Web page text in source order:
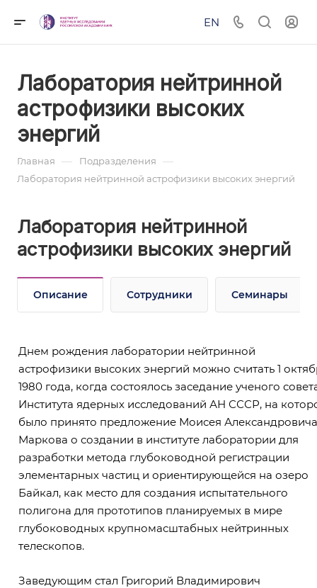
EN
Лаборатория нейтринной
астрофизики высоких
энергий
Главная — Подразделения —
Лаборатория нейтринной астрофизики высоких энергий
Лаборатория нейтринной
астрофизики высоких энергий
Описание Сотрудники Семинары
Днем рождения лаборатории нейтринной
астрофизики высоких энергий можно считать 1
1980 года, когда состоялось заседание ученого
Института ядерных исследований АН СССР, на
было принято предложение Моисея Александровича
Маркова о создании в институте лаборатории для
разработки метода глубоководной регистрации
элементарных частиц и ориентирующейся на озеро
Байкал, как место для создания испытательного
полигона для прототипов планируемых в мире
глубоководных крупномасштабных нейтринных
телескопов.
Заведующим стал Григорий Владимирович